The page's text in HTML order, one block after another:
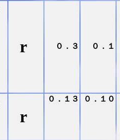
r ０．３ ０．１
r
０．１３ ０．１０